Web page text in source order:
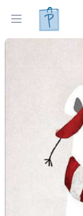
Open menu
Tapyti paveikslai